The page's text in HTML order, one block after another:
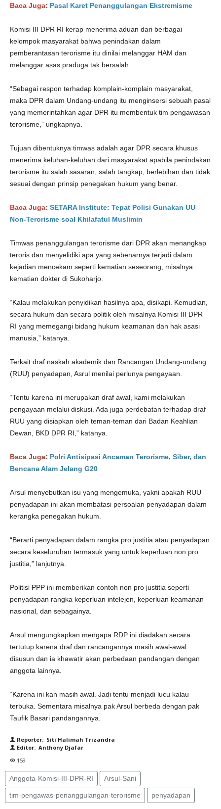
Baca Juga: Pasal Karet Penanggulangan Ekstremisme
Komisi III DPR RI kerap menerima aduan dari berbagai
kelompok masyarakat bahwa penindakan dalam
pemberantasan terorisme itu dinilai melanggar HAM dan
melanggar asas praduga tak bersalah.
“Sebagai respon terhadap komplain-komplain masyarakat,
maka DPR dalam Undang-undang itu menginsersi sebuah pasal
yang memerintahkan agar DPR itu membentuk tim pengawasan
terorisme,” ungkapnya.
Tujuan dibentuknya timwas adalah agar DPR secara khusus
menerima keluhan-keluhan dari masyarakat apabila penindakan
terorisme itu salah sasaran, salah tangkap, berlebihan dan tidak
sesuai dengan prinsip penegakan hukum yang benar.
Baca Juga: SETARA Institute: Tepat Polisi Gunakan UU
Non-Terorisme soal Khilafatul Muslimin
Timwas penanggulangan terorisme dari DPR akan menangkap
teroris dan menyelidiki apa yang sebenarnya terjadi dalam
kejadian mencekam seperti kematian seseorang, misalnya
kematian dokter di Sukoharjo.
“Kalau melakukan penyidikan hasilnya apa, disikapi. Kemudian,
secara hukum dan secara politik oleh misalnya Komisi III DPR
RI yang memegangi bidang hukum keamanan dan hak asasi
manusia,” katanya.
Terkait draf naskah akademik dan Rancangan Undang-undang
(RUU) penyadapan, Asrul menilai perlunya pengayaan.
“Tentu karena ini merupakan draf awal, kami melakukan
pengayaan melalui diskusi. Ada juga perdebatan terhadap draf
RUU yang disiapkan oleh teman-teman dari Badan Keahlian
Dewan, BKD DPR RI,” katanya.
Baca Juga: Polri Antisipasi Ancaman Terorisme, Siber, dan
Bencana Alam Jelang G20
Arsul menyebutkan isu yang mengemuka, yakni apakah RUU
penyadapan ini akan membatasi persoalan penyadapan dalam
kerangka penegakan hukum.
“Berarti penyadapan dalam rangka pro justitia atau penyadapan
secara keseluruhan termasuk yang untuk keperluan non pro
justitia,” lanjutnya.
Politisi PPP ini memberikan contoh non pro justitia seperti
penyadapan rangka keperluan intelejen, keperluan keamanan
nasional, dan sebagainya.
Arsul mengungkapkan mengapa RDP ini diadakan secara
tertutup karena draf dan rancangannya masih awal-awal
disusun dan ia khawatir akan perbedaan pandangan dengan
anggota lainnya.
“Karena ini kan masih awal. Jadi tentu menjadi lucu kalau
terbuka. Sementara misalnya pak Arsul berbeda dengan pak
Taufik Basari pandangannya.
Reporter: Siti Halimah Trizandra
Editor: Anthony Djafar
159
Anggota-Komisi-III-DPR-RI Arsul-Sani
tim-pengawas-penanggulangan-terorisme penyadapan